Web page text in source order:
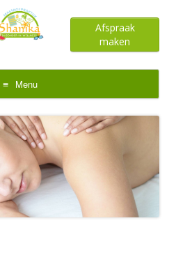
Afspraak
maken
Menu